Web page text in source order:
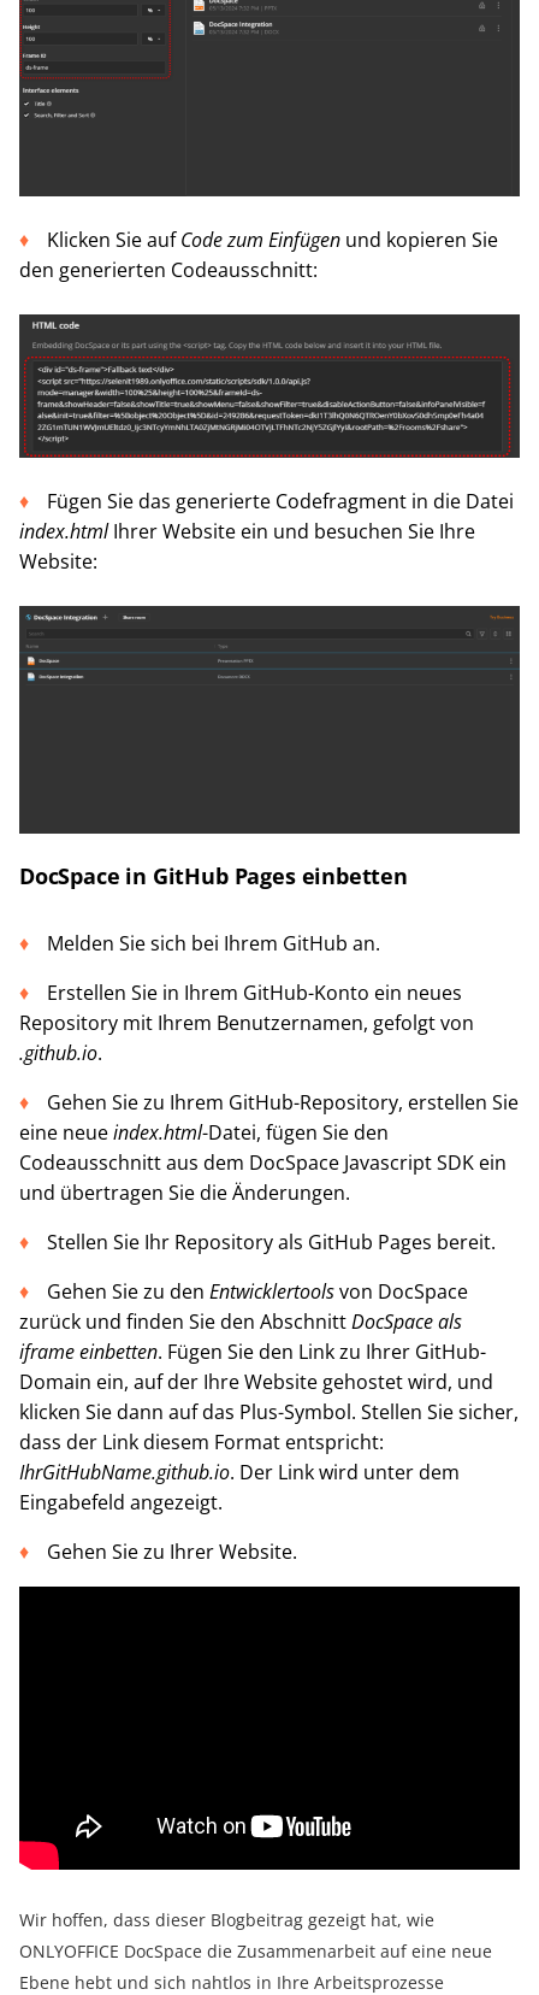
Klicken Sie aufCode zum Einfügen und kopieren Sie
den generierten Codeausschnitt:
Fügen Sie das generierte Codefragment in die Datei
index.htmlIhrer Website ein und besuchen Sie Ihre
Website:
DocSpace in GitHub Pages einbetten
Melden Sie sich bei Ihrem GitHub an.
Erstellen Sie in Ihrem GitHub-Konto ein neues
Repository mit Ihrem Benutzernamen, gefolgt von
.github.io.
Gehen Sie zu Ihrem GitHub-Repository, erstellen Sie
eine neueindex.html-Datei, fügen Sie den
Codeausschnitt aus dem DocSpace Javascript SDK ein
und übertragen Sie die Änderungen.
Stellen Sie Ihr Repository als GitHub Pages bereit.
Gehen Sie zu den Entwicklertoolsvon DocSpace
zurück und finden Sie den AbschnittDocSpace als
iframe einbetten. Fügen Sie den Link zu Ihrer GitHub-
Domain ein, auf der Ihre Website gehostet wird, und
klicken Sie dann auf das Plus-Symbol. Stellen Sie sicher,
dass der Link diesem Format entspricht:
IhrGitHubName.github.io. Der Link wird unter dem
Eingabefeld angezeigt.
Gehen Sie zu Ihrer Website.
Wir hoffen, dass dieser Blogbeitrag gezeigt hat, wie
ONLYOFFICE DocSpace die Zusammenarbeit auf eine neue
Ebene hebt und sich nahtlos in Ihre Arbeitsprozesse